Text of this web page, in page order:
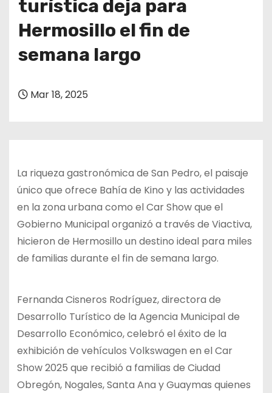
turística deja para
Hermosillo el fin de
semana largo
Mar 18, 2025
La riqueza gastronómica de San Pedro, el paisaje
único que ofrece Bahía de Kino y las actividades
en la zona urbana como el Car Show que el
Gobierno Municipal organizó a través de Viactiva,
hicieron de Hermosillo un destino ideal para miles
de familias durante el fin de semana largo.
Fernanda Cisneros Rodríguez, directora de
Desarrollo Turístico de la Agencia Municipal de
Desarrollo Económico, celebró el éxito de la
exhibición de vehículos Volkswagen en el Car
Show 2025 que recibió a familias de Ciudad
Obregón, Nogales, Santa Ana y Guaymas quienes